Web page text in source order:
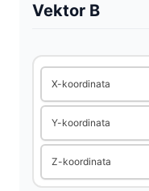
Vektor B
X-koordinata
Y-koordinata
Z-koordinata